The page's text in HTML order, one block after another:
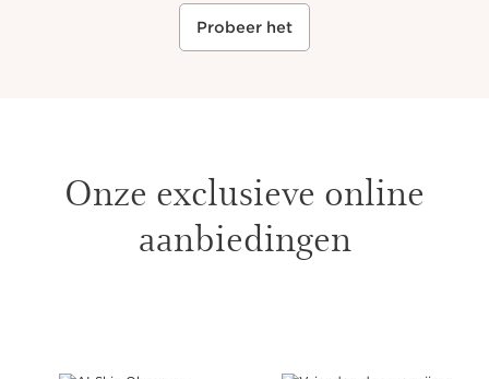
Probeer het
Onze exclusieve online
aanbiedingen